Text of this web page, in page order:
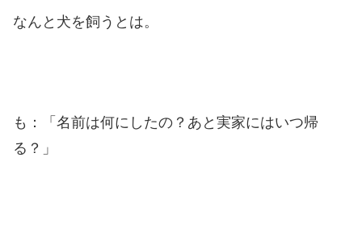
なんと犬を飼うとは。
も：「名前は何にしたの？あと実家にはいつ帰
る？」